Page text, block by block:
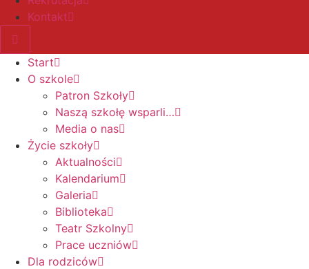
Kontakt
Start
O szkole
Patron Szkoły
Naszą szkołę wsparli…
Media o nas
Życie szkoły
Aktualności
Kalendarium
Galeria
Biblioteka
Teatr Szkolny
Prace uczniów
Dla rodziców